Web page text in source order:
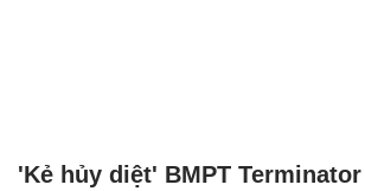
'Kẻ hủy diệt' BMPT